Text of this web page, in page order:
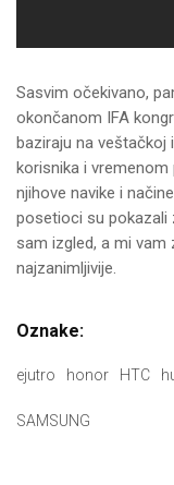
Sasvim očekivano,
okončanom IFA
baziraju na veštačkoj
korisnika i
njihove navike i
posetioci su pokazali
sam izgled, a mi
najzanimljivije.
Oznake:
ejutro honor HTC
SAMSUNG